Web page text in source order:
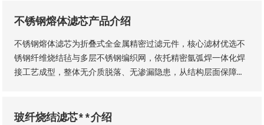
工、石油、钢铁、矿山等各类工业场景，为工业化稳定生产、产
不锈钢熔体滤芯产品介绍
不锈钢熔体滤芯为折叠式全金属精密过滤元件，核心滤材优选不
锈钢纤维烧结毡与多层不锈钢编织网，依托精密氩弧焊一体化焊
接工艺成型，整体无介质脱落、无渗漏隐患，从结构层面保障了
玻纤烧结滤芯**介绍